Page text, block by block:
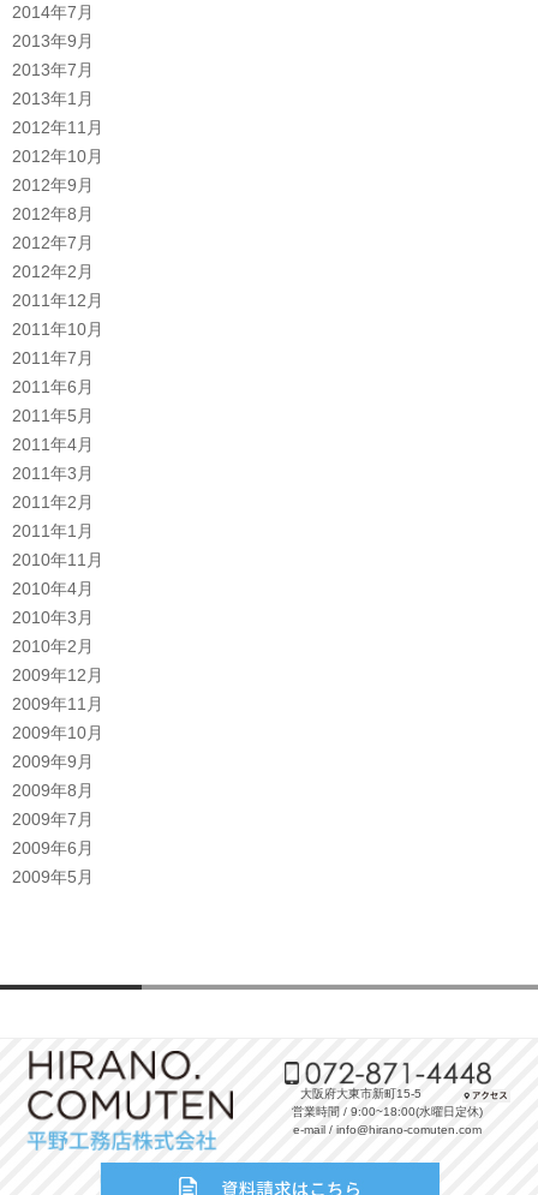
2014年7月
2013年9月
2013年7月
2013年1月
2012年11月
2012年10月
2012年9月
2012年8月
2012年7月
2012年2月
2011年12月
2011年10月
2011年7月
2011年6月
2011年5月
2011年4月
2011年3月
2011年2月
2011年1月
2010年11月
2010年4月
2010年3月
2010年2月
2009年12月
2009年11月
2009年10月
2009年9月
2009年8月
2009年7月
2009年6月
2009年5月
大阪府大東市新町15-5
営業時間 / 9:00~18:00(水曜日定休)
e-mail / info@hirano-comuten.com